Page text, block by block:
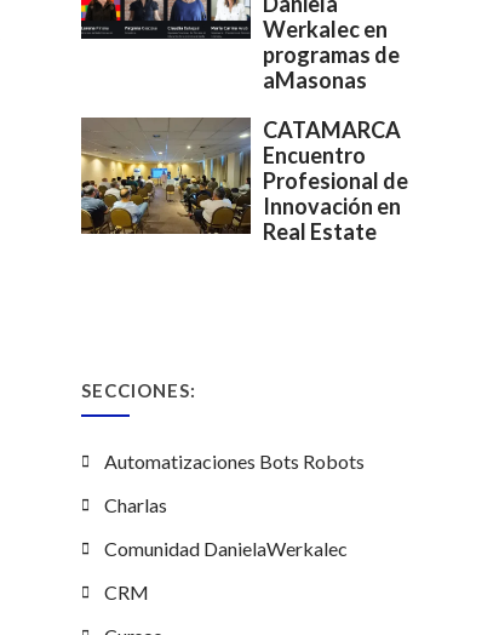
Werkalec en
programas de
aMasonas
CATAMARCA
Encuentro
Profesional de
Innovación en
Real Estate
SECCIONES:
Automatizaciones Bots Robots
Charlas
Comunidad DanielaWerkalec
CRM